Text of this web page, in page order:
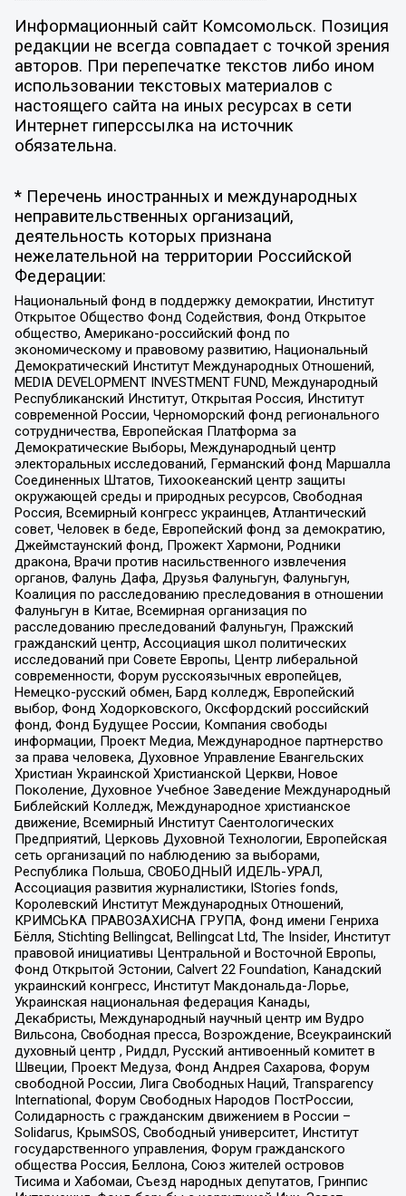
Информационный сайт Комсомольск. Позиция
редакции не всегда совпадает с точкой зрения
авторов. При перепечатке текстов либо ином
использовании текстовых материалов с
настоящего сайта на иных ресурсах в сети
Интернет гиперссылка на источник
обязательна.
* Перечень иностранных и международных
неправительственных организаций,
деятельность которых признана
нежелательной на территории Российской
Федерации:
Национальный фонд в поддержку демократии, Институт
Открытое Общество Фонд Содействия, Фонд Открытое
общество, Американо-российский фонд по
экономическому и правовому развитию, Национальный
Демократический Институт Международных Отношений,
MEDIA DEVELOPMENT INVESTMENT FUND, Международный
Республиканский Институт, Открытая Россия, Институт
современной России, Черноморский фонд регионального
сотрудничества, Европейская Платформа за
Демократические Выборы, Международный центр
электоральных исследований, Германский фонд Маршалла
Соединенных Штатов, Тихоокеанский центр защиты
окружающей среды и природных ресурсов, Свободная
Россия, Всемирный конгресс украинцев, Атлантический
совет, Человек в беде, Европейский фонд за демократию,
Джеймстаунский фонд, Прожект Хармони, Родники
дракона, Врачи против насильственного извлечения
органов, Фалунь Дафа, Друзья Фалуньгун, Фалуньгун,
Коалиция по расследованию преследования в отношении
Фалуньгун в Китае, Всемирная организация по
расследованию преследований Фалуньгун, Пражский
гражданский центр, Ассоциация школ политических
исследований при Совете Европы, Центр либеральной
современности, Форум русскоязычных европейцев,
Немецко-русский обмен, Бард колледж, Европейский
выбор, Фонд Ходорковского, Оксфордский российский
фонд, Фонд Будущее России, Компания свободы
информации, Проект Медиа, Международное партнерство
за права человека, Духовное Управление Евангельских
Христиан Украинской Христианской Церкви, Новое
Поколение, Духовное Учебное Заведение Международный
Библейский Колледж, Международное христианское
движение, Всемирный Институт Саентологических
Предприятий, Церковь Духовной Технологии, Европейская
сеть организаций по наблюдению за выборами,
Республика Польша, СВОБОДНЫЙ ИДЕЛЬ-УРАЛ,
Ассоциация развития журналистики, IStories fonds,
Королевский Институт Международных Отношений,
КРИМСЬКА ПРАВОЗАХИСНА ГРУПА, Фонд имени Генриха
Бёлля, Stichting Bellingcat, Bellingcat Ltd, The Insider, Институт
правовой инициативы Центральной и Восточной Европы,
Фонд Открытой Эстонии, Calvert 22 Foundation, Канадский
украинский конгресс, Институт Макдональда-Лорье,
Украинская национальная федерация Канады,
Декабристы, Международный научный центр им Вудро
Вильсона, Свободная пресса, Возрождение, Всеукраинский
духовный центр , Риддл, Русский антивоенный комитет в
Швеции, Проект Медуза, Фонд Андрея Сахарова, Форум
свободной России, Лига Свободных Наций, Transparеncy
International, Форум Свободных Народов ПостРоссии,
Солидарность с гражданским движением в России –
Solidarus, КрымSOS, Свободный университет, Институт
государственного управления, Форум гражданского
общества Россия, Беллона, Союз жителей островов
Тисима и Хабомаи, Съезд народных депутатов, Гринпис